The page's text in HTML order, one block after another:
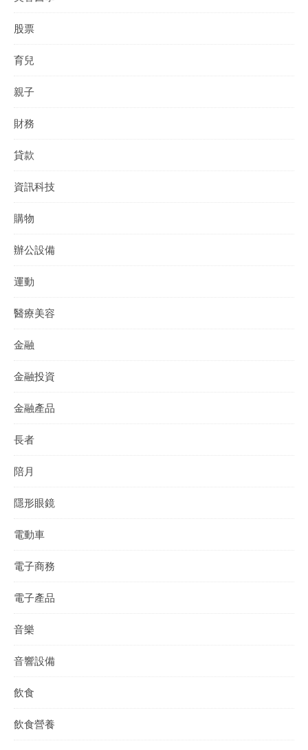
股票
育兒
親子
財務
貸款
資訊科技
購物
辦公設備
運動
醫療美容
金融
金融投資
金融產品
長者
陪月
隱形眼鏡
電動車
電子商務
電子產品
音樂
音響設備
飲食
飲食營養